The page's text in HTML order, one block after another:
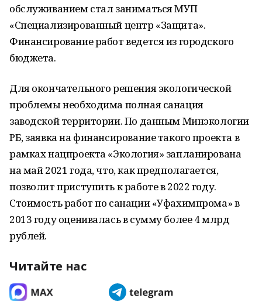
обслуживанием стал заниматься МУП
«Специализированный центр «Защита».
Финансирование работ ведется из городского
бюджета.
Для окончательного решения экологической
проблемы необходима полная санация
заводской территории. По данным Минэкологии
РБ, заявка на финансирование такого проекта в
рамках нацпроекта «Экология» запланирована
на май 2021 года, что, как предполагается,
позволит приступить к работе в 2022 году.
Стоимость работ по санации «Уфахимпрома» в
2013 году оценивалась в сумму более 4 млрд
рублей.
Читайте нас